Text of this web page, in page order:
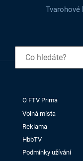
Tvarohové
O FTV Prima
Volná místa
Reklama
HbbTV
Podmínky užívání